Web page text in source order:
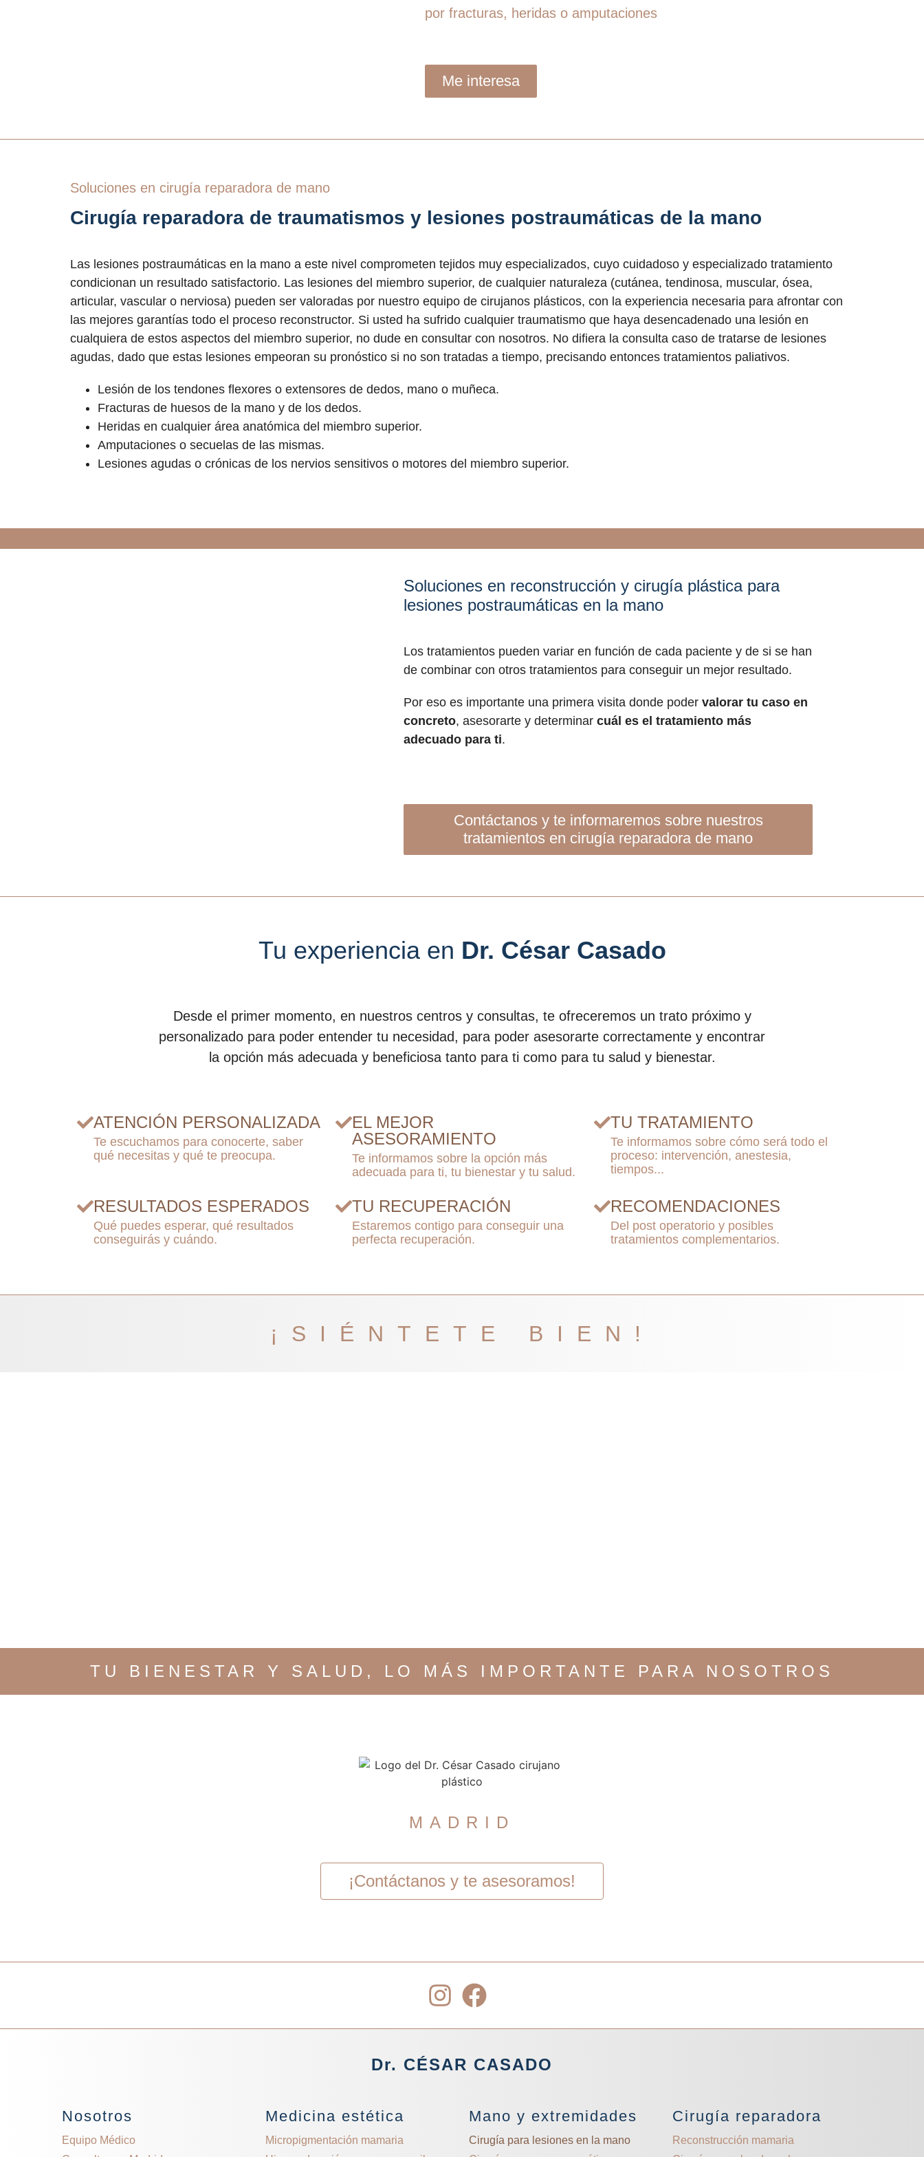
por fracturas, heridas o amputaciones
Me interesa
soluciones en cirugía reparadora de mano
Cirugía reparadora de traumatismos y lesiones postraumáticas de la mano
Las lesiones postraumáticas en la mano a este nivel comprometen tejidos muy especializados, cuyo cuidadoso y especializado tratamiento
condicionan un resultado satisfactorio. Las lesiones del miembro superior, de cualquier naturaleza (cutánea, tendinosa, muscular, ósea,
articular, vascular o nerviosa) pueden ser valoradas por nuestro equipo de cirujanos plásticos, con la experiencia necesaria para afrontar con
las mejores garantías todo el proceso reconstructor. Si usted ha sufrido cualquier traumatismo que haya desencadenado una lesión en
cualquiera de estos aspectos del miembro superior, no dude en consultar con nosotros. No difiera la consulta caso de tratarse de lesiones
agudas, dado que estas lesiones empeoran su pronóstico si no son tratadas a tiempo, precisando entonces tratamientos paliativos.
Lesión de los tendones flexores o extensores de dedos, mano o muñeca.
Fracturas de huesos de la mano y de los dedos.
Heridas en cualquier área anatómica del miembro superior.
Amputaciones o secuelas de las mismas.
Lesiones agudas o crónicas de los nervios sensitivos o motores del miembro superior.
soluciones en reconstrucción y cirugía plástica para
lesiones postraumáticas en la mano
Los tratamientos pueden variar en función de cada paciente y de si se han
de combinar con otros tratamientos para conseguir un mejor resultado.
Por eso es importante una primera visita donde podervalorar tu caso en
concreto, asesorarte y determinarcuál es el tratamiento más
adecuado para ti.
contáctanos y te informaremos sobre nuestros
tratamientos en cirugía reparadora de mano
Tu experiencia en Dr. César Casado
Desde el primer momento, en nuestros centros y consultas, te ofreceremos un trato próximo y
personalizado para poder entender tu necesidad, para poder asesorarte correctamente y encontrar
la opción más adecuada y beneficiosa tanto para ti como para tu salud y bienestar.
ATENCIÓN PERSONALIZADA
Te escuchamos para conocerte, saber
qué necesitas y qué te preocupa.
EL MEJOR
ASESORAMIENTO
Te informamos sobre la opción más
adecuada para ti, tu bienestar y tu salud.
TU TRATAMIENTO
Te informamos sobre cómo será todo el
proceso: intervención, anestesia,
tiempos...
RESULTADOS ESPERADOS
Qué puedes esperar, qué resultados
conseguirás y cuándo.
TU RECUPERACIÓN
Estaremos contigo para conseguir una
perfecta recuperación.
RECOMENDACIONES
Del post operatorio y posibles
tratamientos complementarios.
¡SIÉNTETE BIEN!
TU BIENESTAR Y SALUD, LO MÁS IMPORTANTE PARA NOSOTROS
MADRID
¡Contáctanos y te asesoramos!
Dr. CÉSAR CASADO
Nosotros
Equipo Médico
Medicina estética
Micropigmentación mamaria
Mano y extremidades
Cirugía para lesiones en la mano
Cirugía reparadora
Reconstrucción mamaria